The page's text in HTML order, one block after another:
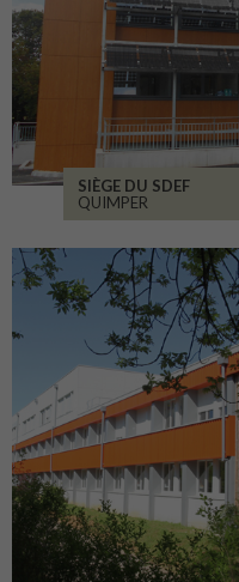
SIÈGE DU SDEF
QUIMPER